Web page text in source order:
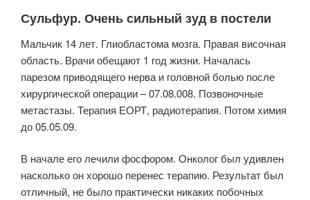
Сульфур. Очень сильный зуд в постели
Мальчик 14 лет. Глиобластома мозга. Правая височная
область. Врачи обещают 1 год жизни. Началась
парезом приводящего нерва и головной болью после
хирургической операции – 07.08.008. Позвоночные
метастазы. Терапия ЕОРТ, радиотерапия. Потом химия
до 05.05.09.
В начале его лечили фосфором. Онколог был удивлен
насколько он хорошо перенес терапию. Результат был
отличный, не было практически никаких побочных